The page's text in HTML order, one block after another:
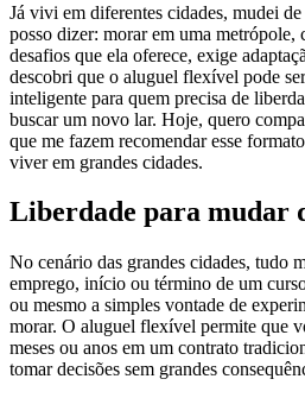
Já vivi em diferentes cidades, mudei
posso dizer: morar em uma metrópole,
desafios que ela oferece, exige
descobri que o aluguel flexível pode
inteligente para quem precisa de
buscar um novo lar. Hoje, quero
que me fazem recomendar esse
viver em grandes cidades.
Liberdade para mudar
No cenário das grandes cidades, tudo
emprego, início ou término de um
ou mesmo a simples vontade de
morar. O aluguel flexível permite que
meses ou anos em um contrato
tomar decisões sem grandes